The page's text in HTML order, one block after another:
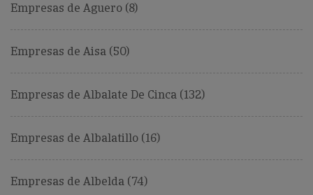
Empresas de Aguero (8)
Empresas de Aisa (50)
Empresas de Albalate De Cinca (132)
Empresas de Albalatillo (16)
Empresas de Albelda (74)